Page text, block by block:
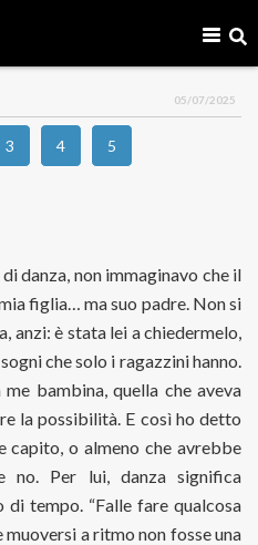
05/07/2025
3 4 5
danza, non immaginavo che il
figlia… ma suo padre. Non si
anzi: è stata lei a chiedermelo,
che solo i ragazzini hanno.
bambina, quella che aveva
la possibilità. E così ho detto
capito, o almeno che avrebbe
no. Per lui, danza significa
tempo. “Falle fare qualcosa
muoversi a ritmo non fosse una